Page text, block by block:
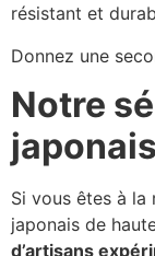
résistant et
Donnez une
Notre
Si vous êtes à la
japonais de
d’artisans